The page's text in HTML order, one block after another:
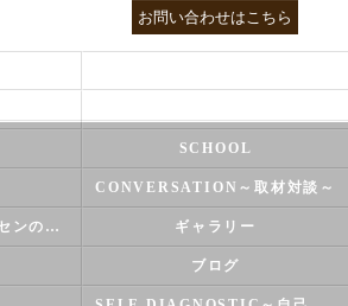
お問い合わせはこちら
SCHOOL
CONVERSATION～取材対談～
SETTLEMENT～クリセンのズバリ解決シリーズ～ ギャラリー
ブログ